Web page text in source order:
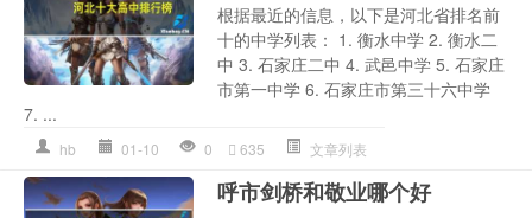
根据最近的信息，以下是河北省排名前
十的中学列表： 1. 衡水中学 2. 衡水二
中 3. 石家庄二中 4. 武邑中学 5. 石家庄
市第一中学 6. 石家庄市第三十六中学
7. ...
hb 01-10 0 635 文章列表
呼市剑桥和敬业哪个好